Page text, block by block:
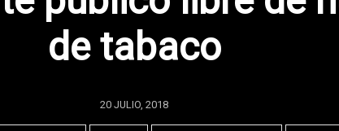
de tabaco
20 JULIO, 2018